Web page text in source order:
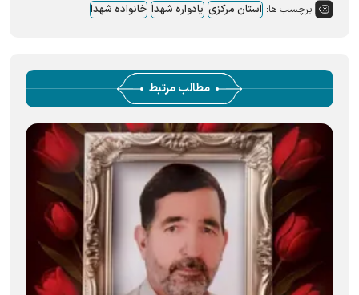
برچسب ها: استان مرکزی یادواره شهدا خانواده شهدا
مطالب مرتبط